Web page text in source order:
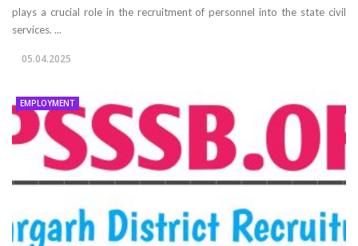
plays a crucial role in the recruitment of personnel into the state civil
services. ...
05.04.2025
EMPLOYMENT